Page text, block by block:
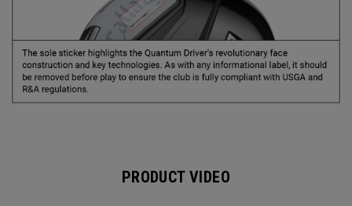
PRODUCT VIDEO